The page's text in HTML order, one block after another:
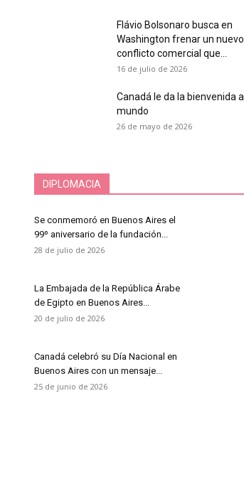
Flávio Bolsonaro busca en
Washington frenar un nuevo
conflicto comercial que...
16 de julio de 2026
Canadá le da la bienvenida al
mundo
26 de mayo de 2026
DIPLOMACIA
Se conmemoró en Buenos Aires el
99º aniversario de la fundación...
28 de julio de 2026
La Embajada de la República Árabe
de Egipto en Buenos Aires...
20 de julio de 2026
Canadá celebró su Día Nacional en
Buenos Aires con un mensaje...
25 de junio de 2026